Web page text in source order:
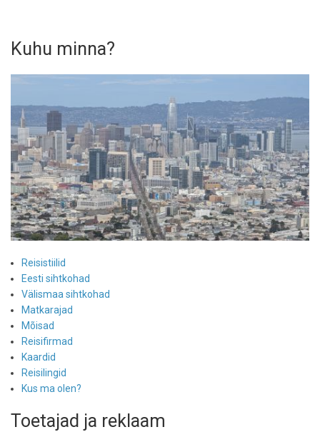
Kuhu minna?
Reisistiilid
Eesti sihtkohad
Välismaa sihtkohad
Matkarajad
Mõisad
Reisifirmad
Kaardid
Reisilingid
Kus ma olen?
Toetajad ja reklaam